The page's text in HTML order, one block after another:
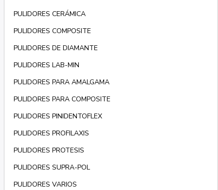
PULIDORES CERÁMICA
PULIDORES COMPOSITE
PULIDORES DE DIAMANTE
PULIDORES LAB-MIN
PULIDORES PARA AMALGAMA
PULIDORES PARA COMPOSITE
PULIDORES PINIDENTOFLEX
PULIDORES PROFILAXIS
PULIDORES PROTESIS
PULIDORES SUPRA-POL
PULIDORES VARIOS